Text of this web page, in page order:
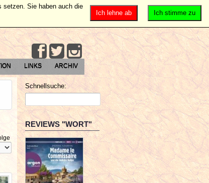
LINKS ARCHIV
Schnellsuche:
REVIEWS "WORT"
Ich stimme zu
Ich lehne ab
setzen. Sie haben auch die